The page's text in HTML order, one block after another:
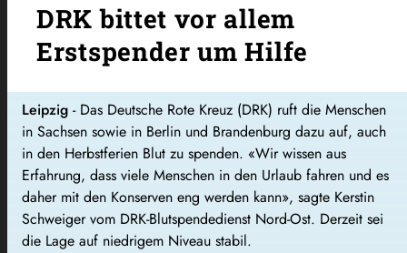
DRK bittet vor allem
Erstspender um Hilfe
Leipzig - Das Deutsche Rote Kreuz (DRK) ruft die Menschen
in Sachsen sowie in Berlin und Brandenburg dazu auf, auch
in den Herbstferien Blut zu spenden. «Wir wissen aus
Erfahrung, dass viele Menschen in den Urlaub fahren und es
daher mit den Konserven eng werden kann», sagte Kerstin
Schweiger vom DRK-Blutspendedienst Nord-Ost. Derzeit sei
die Lage auf niedrigem Niveau stabil.